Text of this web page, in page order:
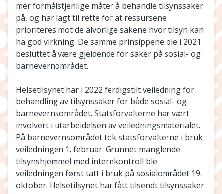
mer formålstjenlige måter å behandle tilsynssaker
på, og har lagt til rette for at ressursene
prioriteres mot de alvorlige sakene hvor tilsyn kan
ha god virkning. De samme prinsippene ble i 2021
besluttet å være gjeldende for saker på sosial- og
barnevernområdet.
Helsetilsynet har i 2022 ferdigstilt veiledning for
behandling av tilsynssaker for både sosial- og
barnevernsområdet. Statsforvalterne har vært
involvert i utarbeidelsen av veiledningsmaterialet.
På barnevernsområdet tok statsforvalterne i bruk
veiledningen 1. februar. Grunnet manglende
tilsynshjemmel med internkontroll ble
veiledningen først tatt i bruk på sosialområdet 19.
oktober. Helsetilsynet har fått tilsendt tilsynssaker